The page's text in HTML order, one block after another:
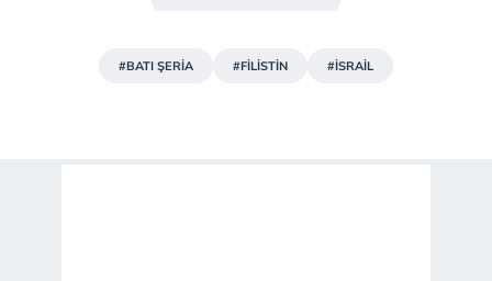
#BATI ŞERİA #FİLİSTİN #İSRAİL